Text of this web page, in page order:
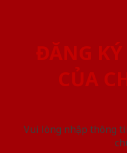
ĐĂNG
CỦA
Vui lòng nhập thông